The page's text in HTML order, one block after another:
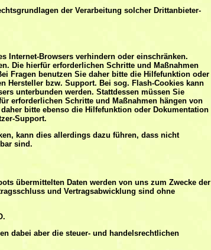
der Verarbeitung solcher Drittanbieter-
Internet-Browsers verhindern oder einschränken.
Die hierfür erforderlichen Schritte und Maßnahmen
Fragen benutzen Sie daher bitte die Hilfefunktion oder
Hersteller bzw. Support. Bei sog. Flash-Cookies kann
unterbunden werden. Stattdessen müssen Sie
erforderlichen Schritte und Maßnahmen hängen von
bitte ebenso die Hilfefunktion oder Dokumentation
Support.
kann dies allerdings dazu führen, dass nicht
sind.
übermittelten Daten werden von uns zum Zwecke der
und Vertragsabwicklung sind ohne
dabei aber die steuer- und handelsrechtlichen